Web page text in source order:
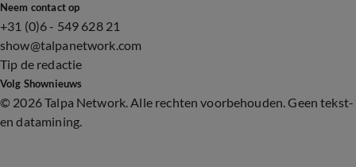
Neem contact op
+31 (0)6 - 549 628 21
show@talpanetwork.com
Tip de redactie
Volg Shownieuws
© 2026 Talpa Network. Alle rechten voorbehouden. Geen tekst-
en datamining.